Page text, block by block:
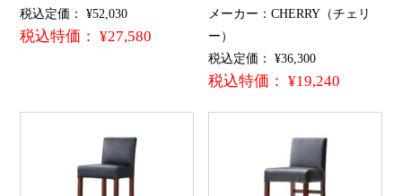
税込定価： ¥52,030
税込特価： ¥27,580
メーカー：CHERRY（チェリ
ー）
税込定価： ¥36,300
税込特価： ¥19,240